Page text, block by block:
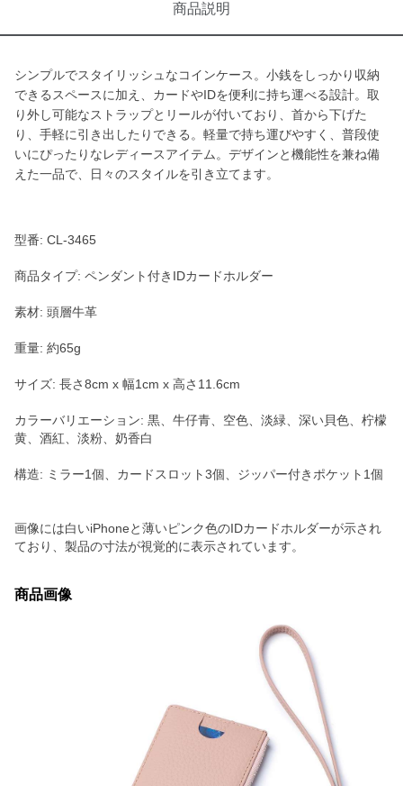
商品説明
シンプルでスタイリッシュなコインケース。小銭をしっかり収納
できるスペースに加え、カードやIDを便利に持ち運べる設計。取
り外し可能なストラップとリールが付いており、首から下げた
り、手軽に引き出したりできる。軽量で持ち運びやすく、普段使
いにぴったりなレディースアイテム。デザインと機能性を兼ね備
えた一品で、日々のスタイルを引き立てます。
型番: CL-3465
商品タイプ: ペンダント付きIDカードホルダー
素材: 頭層牛革
重量: 約65g
サイズ: 長さ8cm x 幅1cm x 高さ11.6cm
カラーバリエーション: 黒、牛仔青、空色、淡緑、深い貝色、柠檬
黄、酒紅、淡粉、奶香白
構造: ミラー1個、カードスロット3個、ジッパー付きポケット1個
画像には白いiPhoneと薄いピンク色のIDカードホルダーが示され
ており、製品の寸法が視覚的に表示されています。
商品画像